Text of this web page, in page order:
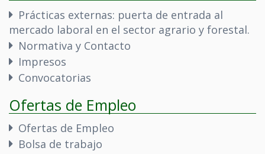
Prácticas externas: puerta de entrada al
mercado laboral en el sector agrario y forestal.
Normativa y Contacto
Impresos
Convocatorias
Ofertas de Empleo
Ofertas de Empleo
Bolsa de trabajo